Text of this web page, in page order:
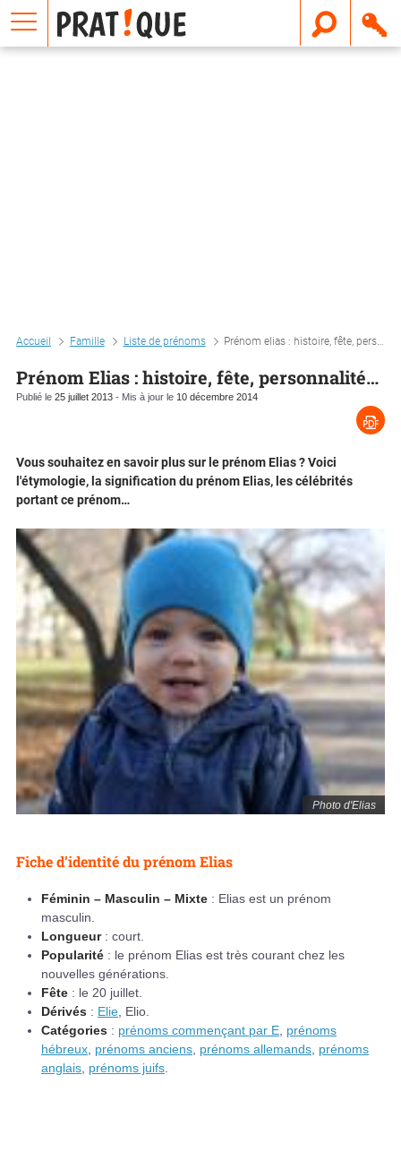
Accueil Famille Liste de prénoms Prénom elias : histoire, fête, personnalité…
Prénom Elias : histoire, fête, personnalité…
Publié le 25 juillet 2013 - Mis à jour le 10 décembre 2014
Photo d'Elias
Vous souhaitez en savoir plus sur le prénom Elias ? Voici
l'étymologie, la signification du prénom Elias, les célébrités
portant ce prénom…
Fiche d’identité du prénom Elias
Féminin – Masculin – Mixte : Elias est un prénom
masculin.
Longueur: court.
Popularité : le prénom Elias est très courant chez les
nouvelles générations.
Fête : le 20 juillet.
Dérivés : Elie , Elio.
Catégories : prénoms commençant par E prénoms
hébreux prénoms anciens prénoms allemands prénoms
anglais prénoms juifs
E
m
a